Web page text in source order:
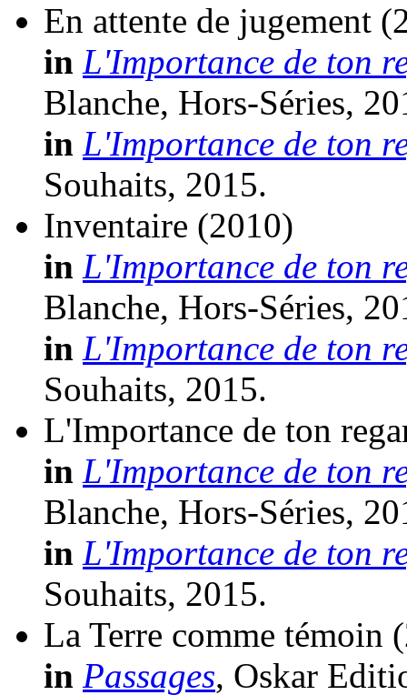
En attente de jugement
in L'Importance de ton
Blanche, Hors-Séries,
in L'Importance de ton
Souhaits, 2015.
Inventaire (2010)
in L'Importance de ton
Blanche, Hors-Séries,
in L'Importance de ton
Souhaits, 2015.
L'Importance de ton
in L'Importance de ton
Blanche, Hors-Séries,
in L'Importance de ton
Souhaits, 2015.
La Terre comme témoin
in Passages, Oskar